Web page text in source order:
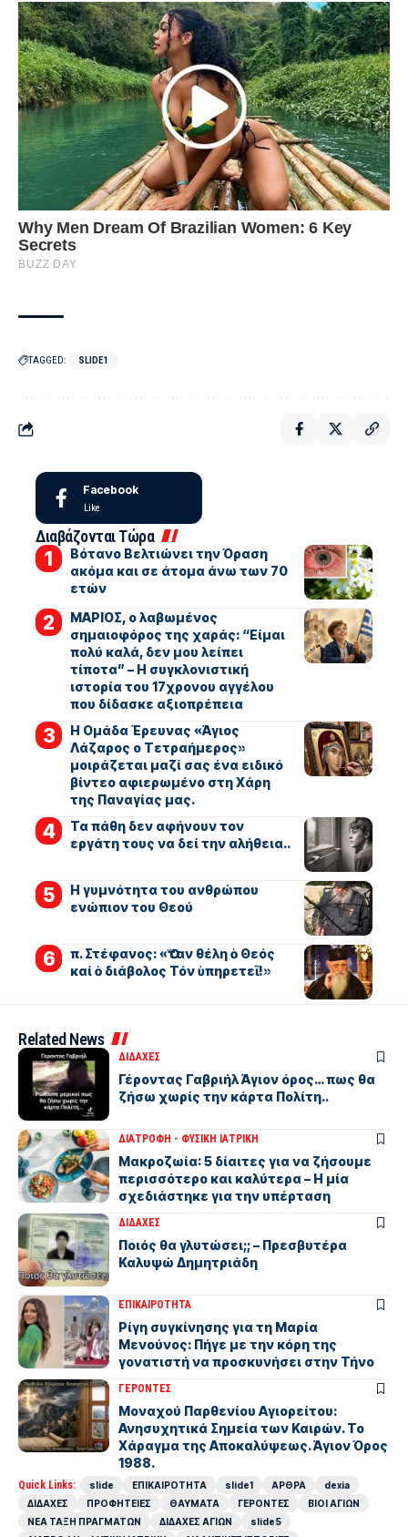
TAGGED: SLIDE1
Facebook
Like
Διαβάζονται Τώρα
Βότανο Βελτιώνει την Όραση
ακόμα και σε άτομα άνω των 70
ετών
ΜΑΡΙΟΣ, ο λαβωμένος
σημαιοφόρος της χαράς: “Είμαι
πολύ καλά, δεν μου λείπει
τίποτα” – Η συγκλονιστική
ιστορία του 17χρονου αγγέλου
που δίδασκε αξιοπρέπεια
Η Ομάδα Έρευνας «Άγιος
Λάζαρος ο Τετραήμερος»
μοιράζεται μαζί σας ένα ειδικό
βίντεο αφιερωμένο στη Χάρη
της Παναγίας μας.
Τα πάθη δεν αφήνουν τον
εργάτη τους να δεί την αλήθεια..
Η γυμνότητα του ανθρώπου
ενώπιον του Θεού
π. Στέφανος: «Ὅταν θέλη ὁ Θεός
καί ὁ διάβολος Τόν ὑπηρετεῖ!»
Related News
ΔΙΔΑΧΕΣ
Γέροντας Γαβριήλ Άγιον όρος… πως θα
ζήσω χωρίς την κάρτα Πολίτη..
ΔΙΑΤΡΟΦΗ - ΦΥΣΙΚΗ ΙΑΤΡΙΚΗ
Μακροζωία: 5 δίαιτες για να ζήσουμε
περισσότερο και καλύτερα – Η μία
σχεδιάστηκε για την υπέρταση
ΔΙΔΑΧΕΣ
Ποιός θα γλυτώσει;; – Πρεσβυτέρα
Καλυψώ Δημητριάδη
ΕΠΙΚΑΙΡΟΤΗΤΑ
Ρίγη συγκίνησης για τη Μαρία
Μενούνος: Πήγε με την κόρη της
γονατιστή να προσκυνήσει στην Τήνο
ΓΕΡΟΝΤΕΣ
Μοναχού Παρθενίου Αγιορείτου:
Ανησυχητικά Σημεία των Καιρών. Το
Χάραγμα της Αποκαλύψεως. Άγιον Όρος
1988.
Quick Links: slide ΕΠΙΚΑΙΡΟΤΗΤΑ slide1 ΑΡΘΡΑ
dexia
ΔΙΔΑΧΕΣ
ΠΡΟΦΗΤΕΙΕΣ ΘΑΥΜΑΤΑ ΓΕΡΟΝΤΕΣ
ΒΙΟΙ ΑΓΙΩΝ
ΝΕΑ ΤΑΞΗ ΠΡΑΓΜΑΤΩΝ
ΔΙΔΑΧΕΣ ΑΓΙΩΝ
slide5